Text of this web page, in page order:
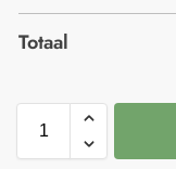
Totaal